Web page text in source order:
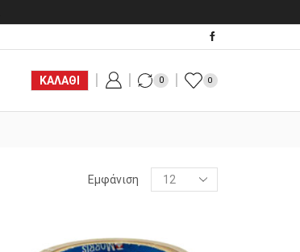
ΚΑΛΑΘΙ 0 0
Εμφάνιση
Products
per